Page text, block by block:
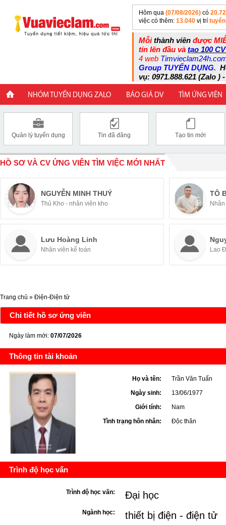
Hôm qua (07/08/2026) có
việc có thêm: 13.040 vị trí
Mỗithành viên được
tin lên đầu và tạo 100
4 web
Group TUYỂN DỤNG.
vụ: 0971.888.621 (Zalo )
NHÓM TUYỂN DỤNG ZALO BÁO GIÁ DV TÌM ỨNG VIÊN
Quản lý tuyển dụng Tin đã đăng Tạo tin mới
HỒ SƠ VÀ CV ỨNG VIÊN TÌM VIỆC MỚI NHẤT
NGUYỄN MINH THUÝ
Thủ Kho - nhân viên kho
TÔ
Lưu Hoàng Linh
Nhân viên kế toán Lao
Trang chủ » Điện-Điện tử
Chi tiết hồ sơ ứng viên
Ngày làm mới: 07/07/2026
Thông tin tài khoản
Họ và tên:
Trần Văn Tuấn
Ngày sinh:
13/06/1977
Giới tính:
Nam
Tình trạng hôn nhân:
Độc thân
Trình độ học vấn
Trình độ học vấn: Đại học
Ngành học: thiết bị điện - điện tử